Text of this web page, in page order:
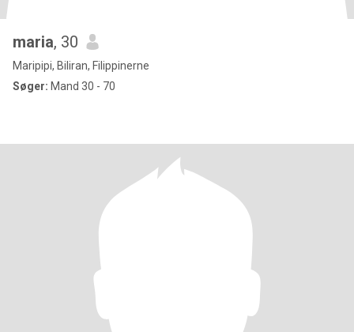
maria, 30
Maripipi, Biliran, Filippinerne
Søger: Mand 30 - 70